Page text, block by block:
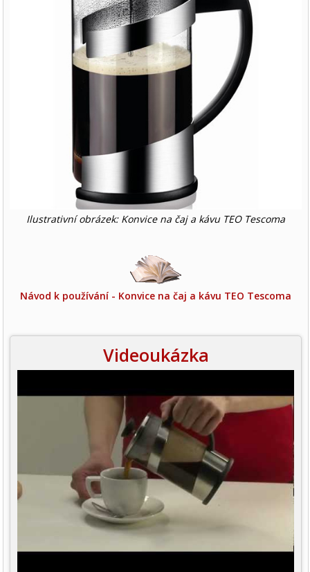
Ilustrativní obrázek: Konvice na čaj a kávu TEO Tescoma
Návod k používání - Konvice na čaj a kávu TEO Tescoma
Videoukázka